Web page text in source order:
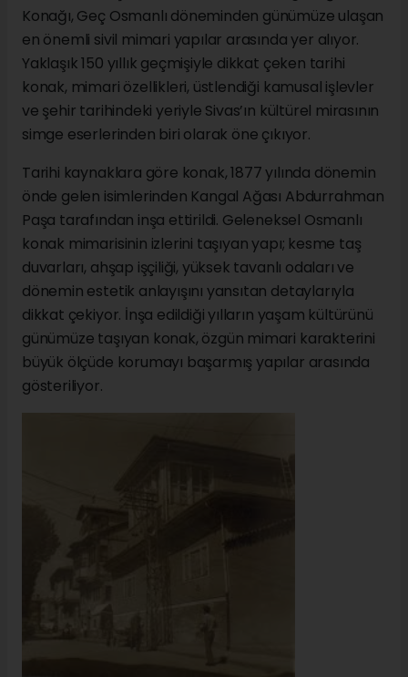
Konağı, Geç Osmanlı döneminden günümüze ulaşan
en önemli sivil mimari yapılar arasında yer alıyor.
Yaklaşık 150 yıllık geçmişiyle dikkat çeken tarihi
konak, mimari özellikleri, üstlendiği kamusal işlevler
ve şehir tarihindeki yeriyle Sivas’ın kültürel mirasının
simge eserlerinden biri olarak öne çıkıyor.
Tarihi kaynaklara göre konak, 1877 yılında dönemin
önde gelen isimlerinden Kangal Ağası Abdurrahman
Paşa tarafından inşa ettirildi. Geleneksel Osmanlı
konak mimarisinin izlerini taşıyan yapı; kesme taş
duvarları, ahşap işçiliği, yüksek tavanlı odaları ve
dönemin estetik anlayışını yansıtan detaylarıyla
dikkat çekiyor. İnşa edildiği yılların yaşam kültürünü
günümüze taşıyan konak, özgün mimari karakterini
büyük ölçüde korumayı başarmış yapılar arasında
gösteriliyor.